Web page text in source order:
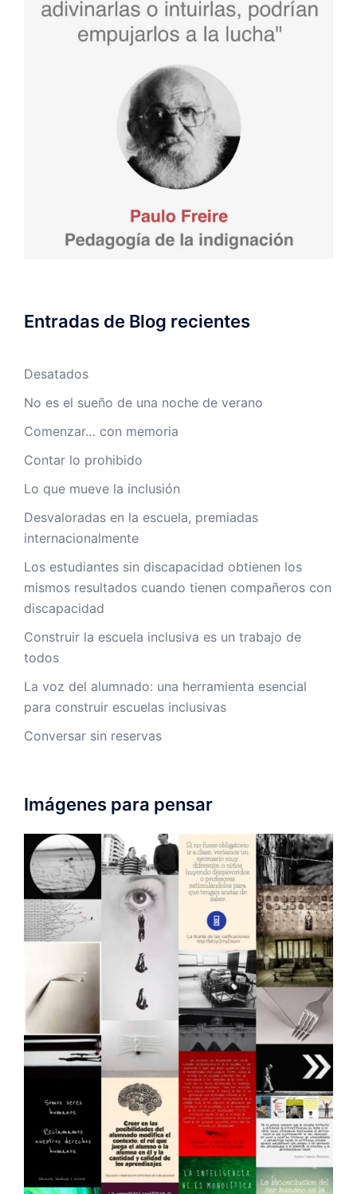
Entradas de Blog recientes
Desatados
No es el sueño de una noche de verano
Comenzar… con memoria
Contar lo prohibido
Lo que mueve la inclusión
Desvaloradas en la escuela, premiadas
internacionalmente
Los estudiantes sin discapacidad obtienen los
mismos resultados cuando tienen compañeros con
discapacidad
Construir la escuela inclusiva es un trabajo de
todos
La voz del alumnado: una herramienta esencial
para construir escuelas inclusivas
Conversar sin reservas
Imágenes para pensar